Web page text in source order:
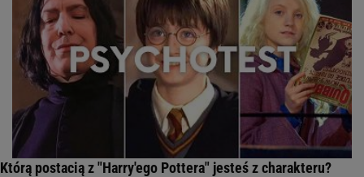
Którą postacią z "Harry'ego Pottera" jesteś z charakteru?